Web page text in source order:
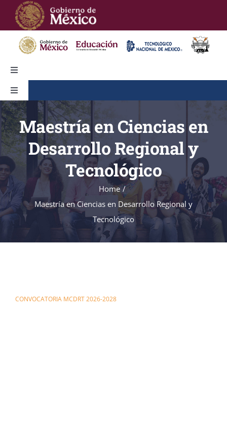
content
Toggle
Alumnos
Egresados
Estadística
Transparencia
Personal de apoyo
Toggle
Navigation
Inicio
Conocenos
Admisión
Oferta Educativa
Maestría en Ciencias en
Desarrollo Regional y
Tecnológico
Home
Maestría en Ciencias en Desarrollo Regional y
Tecnológico
CONVOCATORIA MCDRT 2026-2028